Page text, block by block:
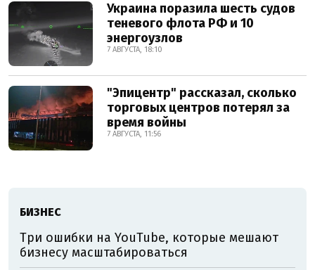
Украина поразила шесть судов
теневого флота РФ и 10
энергоузлов
7 АВГУСТА, 18:10
"Эпицентр" рассказал, сколько
торговых центров потерял за
время войны
7 АВГУСТА, 11:56
БИЗНЕС
Три ошибки на YouTube, которые мешают
бизнесу масштабироваться